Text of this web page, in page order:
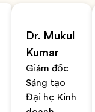
Dr. Mukul
Kumar
Giám đốc
Sáng tạo
Đại học Kinh